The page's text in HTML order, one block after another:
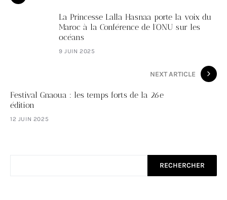
La Princesse Lalla Hasnaa porte la voix du
Maroc à la Conférence de l'ONU sur les
océans
9 JUIN 2025
NEXT ARTICLE
Festival Gnaoua : les temps forts de la 26e
édition
12 JUIN 2025
RECHERCHER